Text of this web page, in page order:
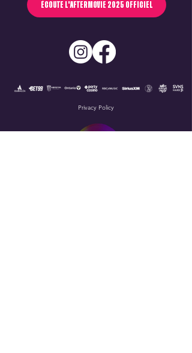
ÉCOUTE L'AFTERMOVIE 2025 OFFICIEL
Privacy Policy